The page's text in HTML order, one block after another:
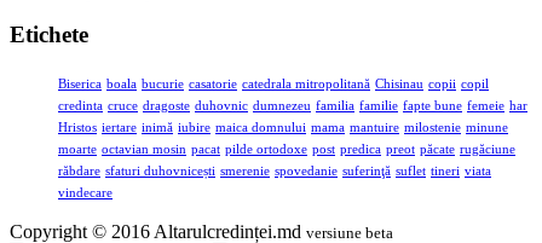
Etichete
Biserica boala bucurie casatorie catedrala mitropolitană Chisinau copii copil
credinta cruce dragoste duhovnic dumnezeu familia familie fapte bune femeie har
Hristos iertare inimă iubire maica domnului mama mantuire milostenie minune
moarte octavian mosin pacat pilde ortodoxe post predica preot păcate rugăciune
răbdare sfaturi duhovnicești smerenie spovedanie suferinţă suflet tineri viata
vindecare
Copyright © 2016 Altarulcredinței.md versiune beta